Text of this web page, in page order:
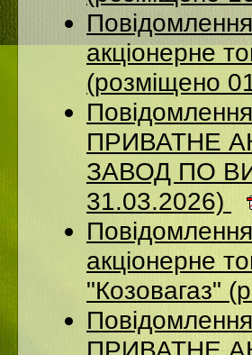
акціонерне
(розміщено
ПРИВАТНЕ
ЗАВОД ПО
31.03.2026)
акціонерне
"Козовагаз"